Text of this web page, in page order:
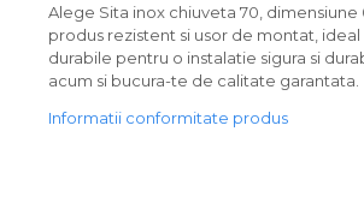
Alege Sita inox chiuveta 70, dimensiune
produs rezistent si usor de montat,
durabile pentru o instalatie sigura si
acum si bucura-te de calitate garantata.
Informatii conformitate produs